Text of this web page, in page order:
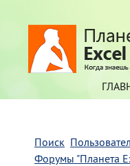
Поиск
Форумы "Планета